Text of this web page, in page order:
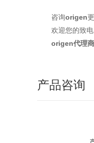
咨询origen
欢迎您的致
origen代理
产品咨询